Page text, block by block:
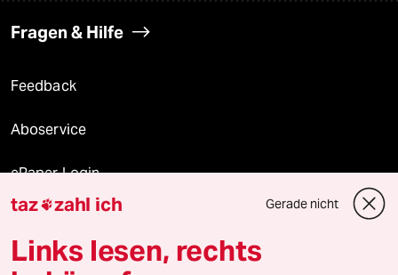
Fragen & Hilfe
Feedback
Aboservice
ePaper Login
Downloads für Abonnierende
taz zahl ich Gerade nicht
Links lesen, rechts